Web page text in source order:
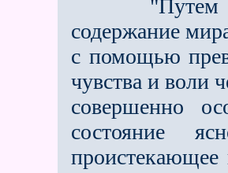
"Путем
содержание
с помощью
чувства и воли
совершенно
состояние
проистекающее